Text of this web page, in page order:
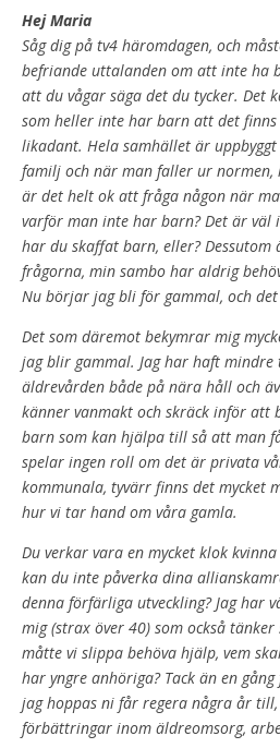
Hej Maria
Såg dig på tv4 häromdagen, och
befriande uttalanden om att inte ha
att du vågar säga det du tycker. Det
som heller inte har barn att det
likadant. Hela samhället är
familj och när man faller ur
är det helt ok att fråga någon när
varför man inte har barn? Det är väl
har du skaffat barn, eller?
frågorna, min sambo har aldrig
Nu börjar jag bli för gammal, och
Det som däremot bekymrar mig
jag blir gammal. Jag har haft mindre
äldrevården både på nära håll och
känner vanmakt och skräck inför att
barn som kan hjälpa till så att man
spelar ingen roll om det är privata
kommunala, tyvärr finns det mycket
hur vi tar hand om våra gamla.
Du verkar vara en mycket klok
kan du inte påverka dina
denna förfärliga utveckling? Jag har
mig (strax över 40) som också
måtte vi slippa behöva hjälp, vem
har yngre anhöriga? Tack än en
jag hoppas ni får regera några år till,
förbättringar inom äldreomsorg,